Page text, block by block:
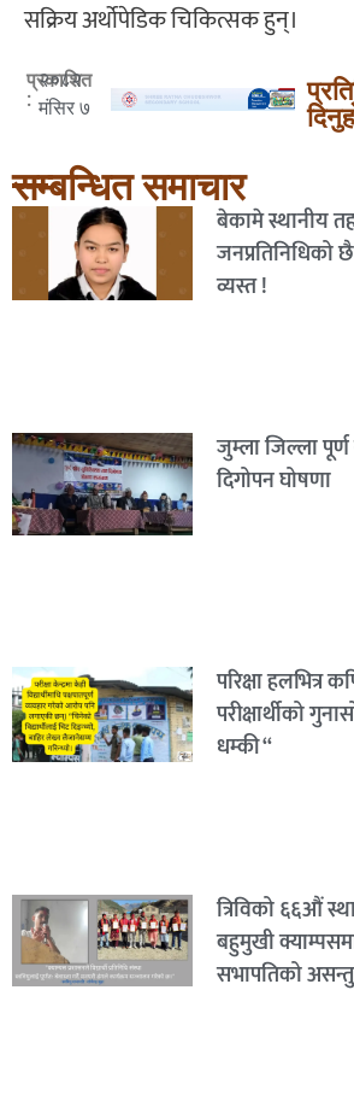
सक्रिय अर्थोपेडिक चिकित्सक हुन्।
प्रकाशित
:
२०८२
मंसिर ७
सम्बन्धित समाचार
बेकामे स्थानीय
जनप्रतिनिधिको
व्यस्त !
जुम्ला जिल्ला
दिगोपन घोषणा
परिक्षा हलभित्र
परीक्षार्थीको
धम्की “
त्रिविको ६६औं
बहुमुखी
सभापतिको